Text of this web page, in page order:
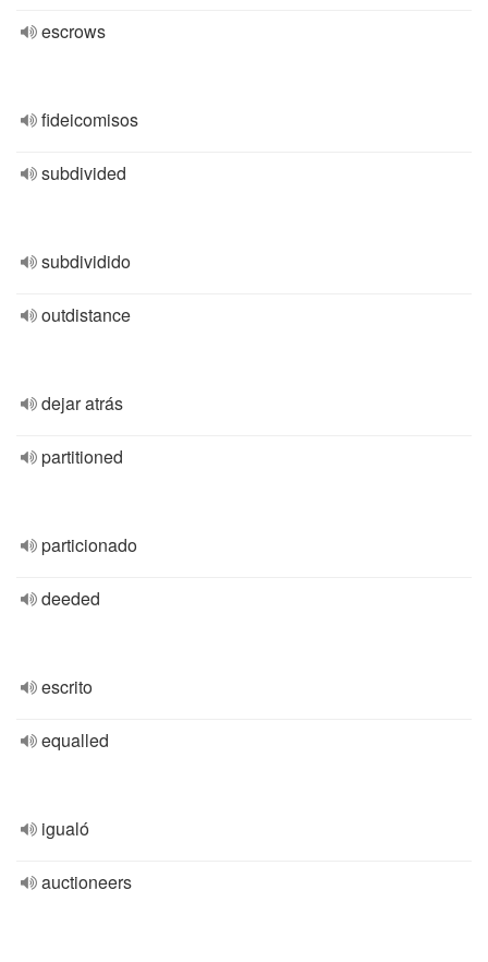
escrows
fideicomisos
subdivided
subdividido
outdistance
dejar atrás
partitioned
particionado
deeded
escrito
equalled
igualó
auctioneers